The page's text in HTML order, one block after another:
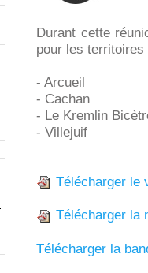
Durant cette
pour les
- Arcueil
- Cachan
- Le Kremlin
- Villejuif
Télécharger le
Télécharger la
Télécharger la